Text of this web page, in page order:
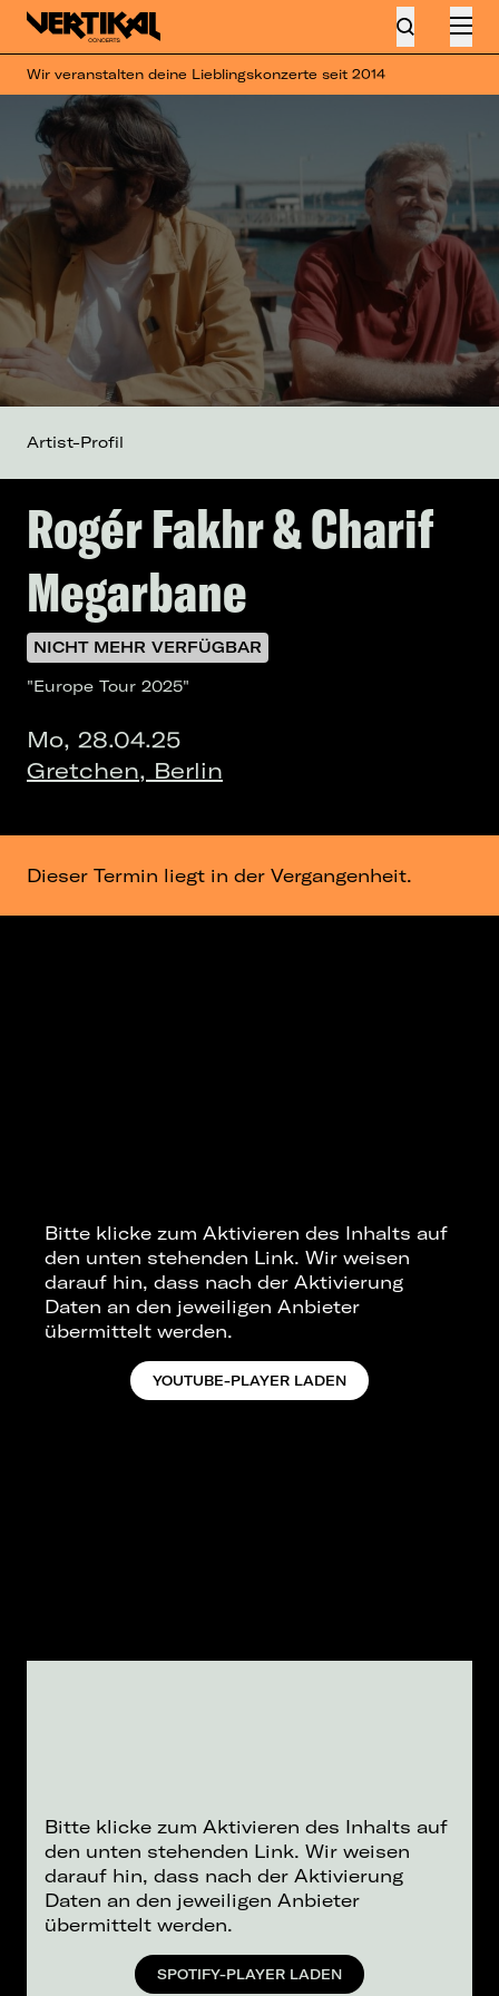
Wir veranstalten deine Lieblingskonzerte seit 2014
Rogér Fakhr & Charif
Megarbane
NICHT MEHR VERFÜGBAR
"Europe Tour 2025"
Mo, 28.04.25
Gretchen, Berlin
Artist-Profil
Dieser Termin liegt in der Vergangenheit.
Bitte klicke zum Aktivieren des Inhalts auf
den unten stehenden Link. Wir weisen
darauf hin, dass nach der Aktivierung
Daten an den jeweiligen Anbieter
übermittelt werden.
YOUTUBE-PLAYER LADEN
Bitte klicke zum Aktivieren des Inhalts auf
den unten stehenden Link. Wir weisen
darauf hin, dass nach der Aktivierung
Daten an den jeweiligen Anbieter
übermittelt werden.
SPOTIFY-PLAYER LADEN